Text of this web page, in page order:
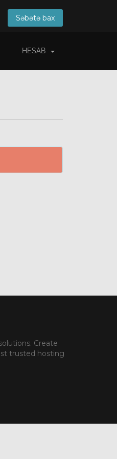
Səbətə bax
HESAB
Create
trusted hosting